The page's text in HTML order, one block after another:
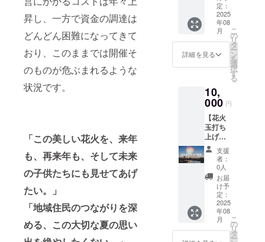
昇し、一方で資金の調達は
どんどん困難になってきて
おり、このままでは開催そ
のものが危ぶまれるような
状況です。
「この美しい花火を、来年
も、再来年も、そして未来
の子供たちにも見せてあげ
たい。」
「地域住民のつながりを深
める、この大切な夏の思い
版クラ
ウド
ファン
ディン
るさと
納税）
寄附金
の税額
控除は
ありま
せんの
で、ご
留意く
ださ
い。
発が、
感動の
瞬間を
演出し
ます。
※このリ
ターン
と同じ
内容に
なりま
す。 ※
特設
ページ
にてお
名前の
掲載を
させて
いただ
きま
す。 ・
掲載期
間：令
お礼の
メッ
セージ
をお送
りしま
す。 ※※
このリ
ターン
円のリ
ターン
と同じ
内容に
なりま
す。 ※
自治体
版クラ
ウド
ファン
ディン
グ（ふ
るさと
納税）
とは異
なり、
定：
2025
年08
月
詳細を見る
こ
の
リ
タ
ー
ン
を
選
択
す
る
10,
000 円
【花火
玉打ち
上げ支
援】本
リター
ンは、
花火大
会当
日、夜
空を彩
る花火
玉の打
ち上げ
支援
者：
0人
お届
け予
定：
2025
年08
月
こ
の
リ
タ
ー